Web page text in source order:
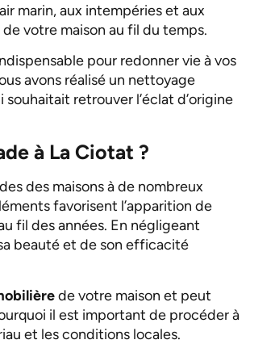
marin, aux intempéries et aux
votre maison au fil du temps.
pour redonner vie à vos
avons réalisé un nettoyage
souhaitait retrouver l’éclat d’origine
à La Ciotat ?
des maisons à de nombreux
favorisent l’apparition de
fil des années. En négligeant
beauté et de son efficacité
de votre maison et peut
il est important de procéder à
et les conditions locales.